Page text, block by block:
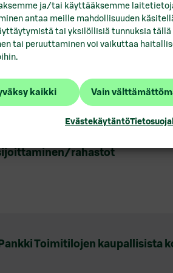
ja/tai käyttääksemme
antaa meille mahdollisuuden
tai yksilöllisiä tunnuksia tällä
tai peruuttaminen voi vaikuttaa
kaikki Vain
Evästekäytäntö
on erinomainen.
laadukkaille kohteille on
sijoittaa
kohteet painottuvat
rahastot
Toimitilojen kaupallisista